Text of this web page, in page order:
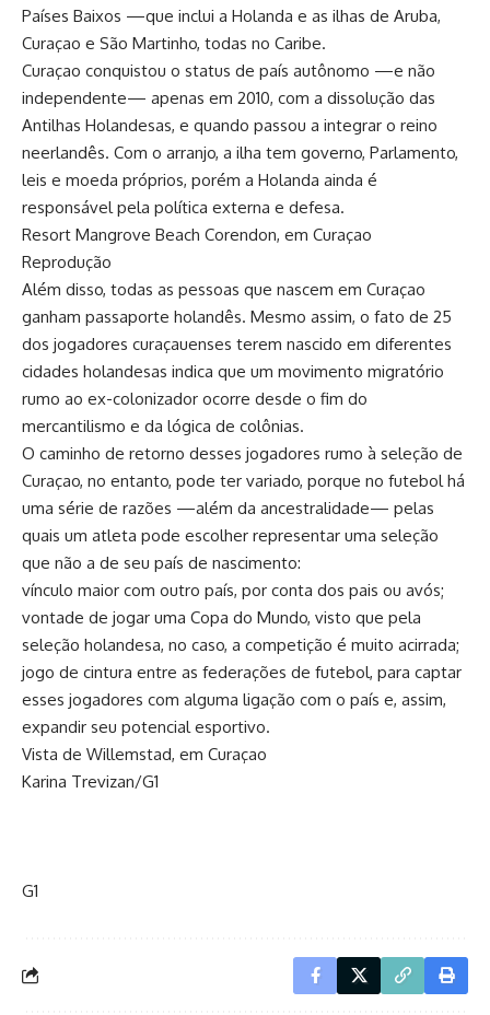
Países Baixos —que inclui a Holanda e as ilhas de Aruba,
Curaçao e São Martinho, todas no Caribe.
Curaçao conquistou o status de país autônomo —e não
independente— apenas em 2010, com a dissolução das
Antilhas Holandesas, e quando passou a integrar o reino
neerlandês. Com o arranjo, a ilha tem governo, Parlamento,
leis e moeda próprios, porém a Holanda ainda é
responsável pela política externa e defesa.
Resort Mangrove Beach Corendon, em Curaçao
Reprodução
Além disso, todas as pessoas que nascem em Curaçao
ganham passaporte holandês. Mesmo assim, o fato de 25
dos jogadores curaçauenses terem nascido em diferentes
cidades holandesas indica que um movimento migratório
rumo ao ex-colonizador ocorre desde o fim do
mercantilismo e da lógica de colônias.
O caminho de retorno desses jogadores rumo à seleção de
Curaçao, no entanto, pode ter variado, porque no futebol há
uma série de razões —além da ancestralidade— pelas
quais um atleta pode escolher representar uma seleção
que não a de seu país de nascimento:
vínculo maior com outro país, por conta dos pais ou avós;
vontade de jogar uma Copa do Mundo, visto que pela
seleção holandesa, no caso, a competição é muito acirrada;
jogo de cintura entre as federações de futebol, para captar
esses jogadores com alguma ligação com o país e, assim,
expandir seu potencial esportivo.
Vista de Willemstad, em Curaçao
Karina Trevizan/G1
G1